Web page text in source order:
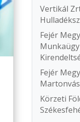
Vertikál
Fejér
Fejér
Körzeti